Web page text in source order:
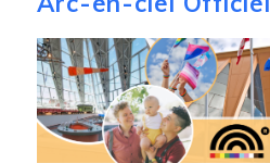
Image